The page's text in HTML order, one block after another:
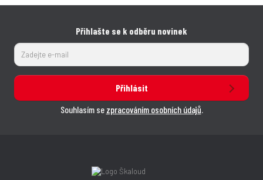
Přihlašte se k odběru novinek
Přihlásit
Souhlasím se zpracováním osobních údajů.